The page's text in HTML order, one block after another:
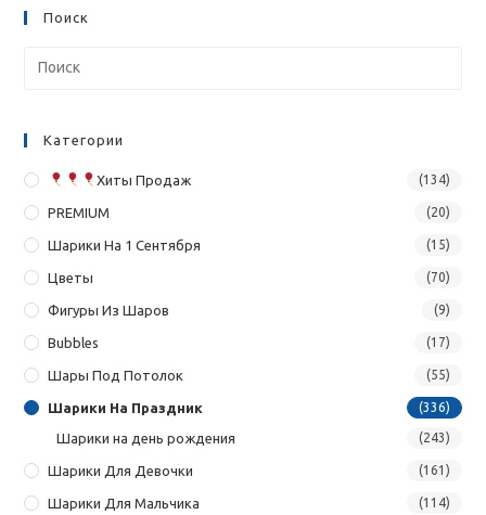
Поиск
Категории
Хиты Продаж (134)
PREMIUM (20)
Шарики На 1 Сентября (15)
Цветы (70)
Фигуры Из Шаров (9)
Bubbles (17)
Шары Под Потолок (55)
Шарики На Праздник (336)
Шарики на день рождения (243)
Шарики Для Девочки (161)
Шарики Для Мальчика (114)